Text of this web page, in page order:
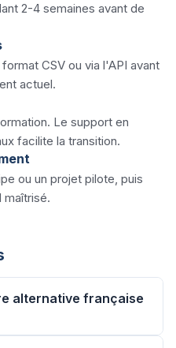
2-4 semaines avant de
CSV ou via l'API avant
actuel.
Le support en
facilite la transition.
ou un projet pilote, puis
maîtrisé.
alternative française